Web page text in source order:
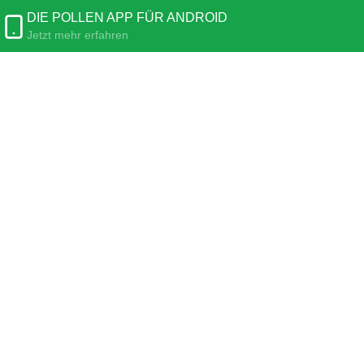
DIE POLLEN APP FÜR ANDROID
Jetzt mehr erfahren